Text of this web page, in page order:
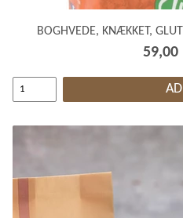
BOGHVEDE, KNÆKKET,
59,00